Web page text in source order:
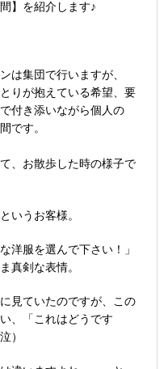
】を紹介します♪
は集団で行いますが、
りが抱えている希望、要
付き添いながら個人の
です。
、お散歩した時の様子で
いうお客様。
洋服を選んで下さい！」
真剣な表情。
見ていたのですが、この
、「これはどうです
）